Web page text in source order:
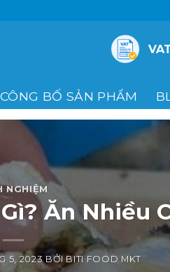
CÔNG BỐ SẢN PHẨM
NGHIỆM
Ăn Nhiều
5, 2023 BỞIBITI FOOD MKT